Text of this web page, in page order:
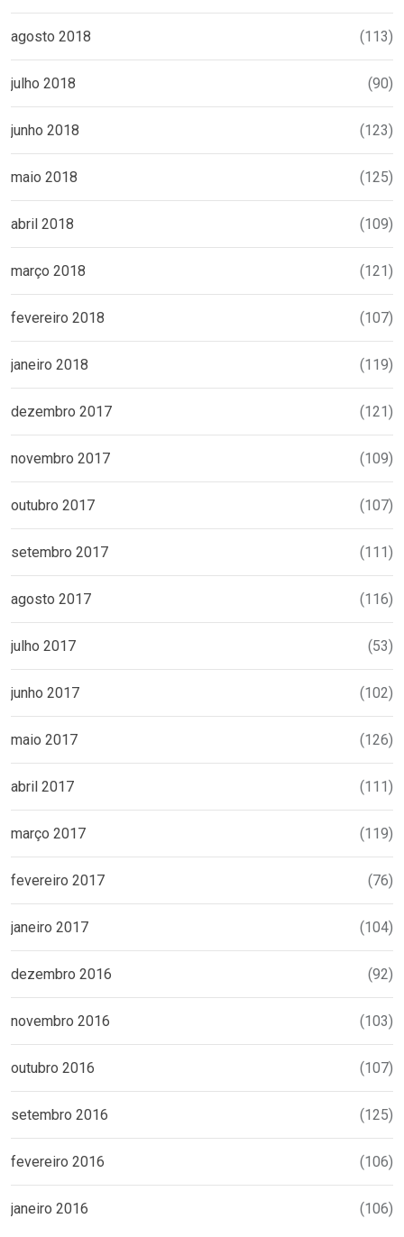
agosto 2018 (113)
julho 2018 (90)
junho 2018 (123)
maio 2018 (125)
abril 2018 (109)
março 2018 (121)
fevereiro 2018 (107)
janeiro 2018 (119)
dezembro 2017 (121)
novembro 2017 (109)
outubro 2017 (107)
setembro 2017 (111)
agosto 2017 (116)
julho 2017 (53)
junho 2017 (102)
maio 2017 (126)
abril 2017 (111)
março 2017 (119)
fevereiro 2017 (76)
janeiro 2017 (104)
dezembro 2016 (92)
novembro 2016 (103)
outubro 2016 (107)
setembro 2016 (125)
fevereiro 2016 (106)
janeiro 2016 (106)